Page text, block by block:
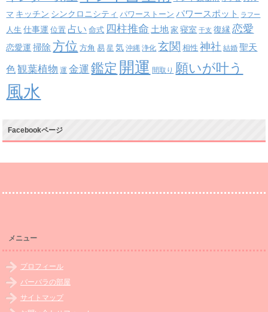
マ キッチン シンクロニシティ パワーストーン パワースポット ラフー
人生 仕事運 位置 占い 命式 四柱推命 土地 家 寝室 干支 復縁 恋愛
恋愛運 掃除 方位 方角 易 星 気 沖縄 浄化 玄関 相性 神社 結婚 聖天
色 観葉植物 運 金運 鑑定 開運 間取り 願いが叶う
風水
Facebookページ
メニュー
プロフィール
バーバラの部屋
サイトマップ